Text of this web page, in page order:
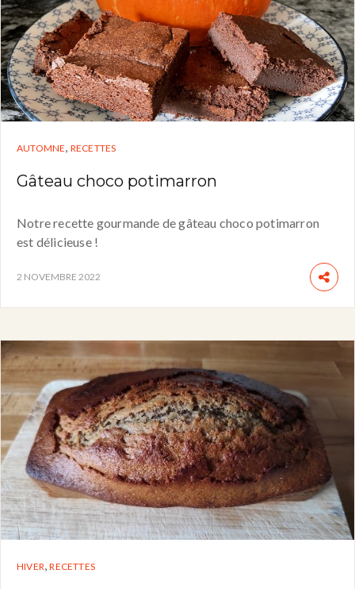
AUTOMNE, RECETTES
Gâteau choco potimarron
Notre recette gourmande de gâteau choco potimarron
est délicieuse !
2 NOVEMBRE 2022
HIVER,RECETTES